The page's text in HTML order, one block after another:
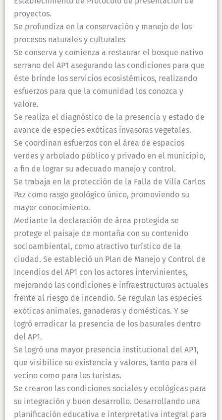
proyectos.
Se profundiza en la conservación y manejo de los
procesos naturales y culturales
Se conserva y comienza a restaurar el bosque nativo
serrano del AP1 asegurando las condiciones para que
éste brinde los servicios ecosistémicos, realizando
esfuerzos para que la comunidad los conozca y
valore.
Se realiza el diagnóstico de la presencia y estado de
avance de especies exóticas invasoras vegetales.
Se coordinan esfuerzos con el área de espacios
verdes y arbolado público y privado en el municipio,
a fin de lograr su adecuado manejo y control.
Se trabaja en la protección de la Falla de Villa Carlos
Paz como rasgo geológico único, promoviendo su
mayor conocimiento.
Mediante la declaración de área protegida se
protege el paisaje de montaña con su contenido
socioambiental, como atractivo turístico de la
ciudad. Se estableció un Plan de Manejo y Control de
Incendios del AP1 con los actores intervinientes,
mejorando las condiciones e infraestructuras actuales
frente al riesgo de incendio. Se regulan las especies
exóticas animales, ganaderas y domésticas. Y se
logró erradicar la presencia de los basurales dentro
del AP1.
Se logró una mayor presencia institucional del AP1,
que visibilice su existencia y valores, tanto para el
vecino como para los turistas.
Se crearon las condiciones sociales y ecológicas para
su integración y buen desarrollo. Desarrollando una
planificación educativa e interpretativa integral para